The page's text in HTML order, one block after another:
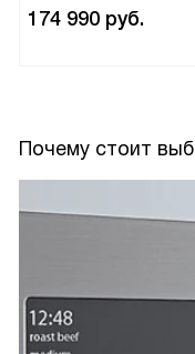
174 990 руб.
Почему стоит